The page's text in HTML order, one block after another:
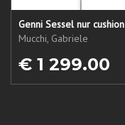
Genni Sessel nur cushion
Mucchi, Gabriele
€ 1 299.00